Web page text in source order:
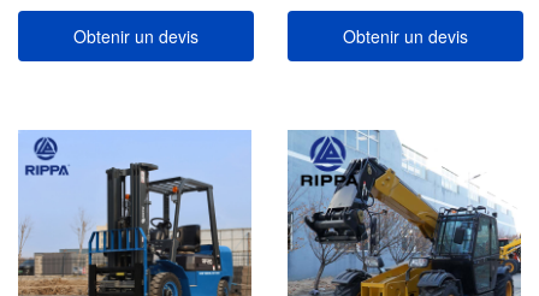
Obtenir un devis Obtenir un devis